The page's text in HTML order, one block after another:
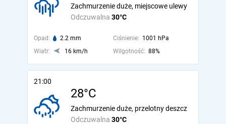
Odczuwalna 30°C
Zachmurzenie duże, miejscowe ulewy
Opad: 2.2 mm Ciśnienie: 1001 hPa
Wiatr:
16 km/h Wilgotność: 88%
21:00
28°C
Odczuwalna 30°C
Zachmurzenie duże, przelotny deszcz